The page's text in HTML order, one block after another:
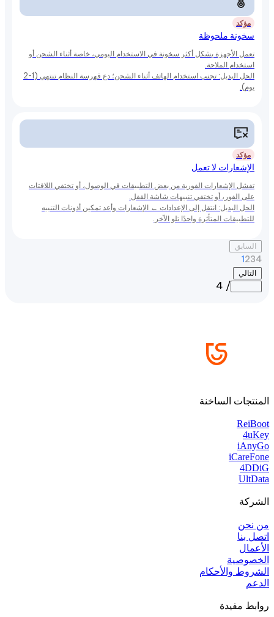
مؤكد
سخونة ملحوظة
تعمل الأجهزة بشكل أكثر سخونة في الاستخدام اليومي، خاصة أثناء الشحن أو
استخدام الملاحة.
الحل البديل: تجنب استخدام الهاتف أثناء الشحن؛ دع فهرسة النظام تنتهي (1-2
يوم).
مؤكد
الإشعارات لا تعمل
تفشل الإشعارات الفورية من بعض التطبيقات في الوصول، أو تختفي اللافتات
على الفور، أو تختفي تنبيهات شاشة القفل.
الحل البديل: انتقل إلى الإعدادات ← الإشعارات وأعد تمكين أذونات التنبيه
للتطبيقات المتأثرة واحدًا تلو الآخر.
السابق
1234
التالي
/ 4
المنتجات الساخنة
ReiBoot
4uKey
iAnyGo
iCareFone
4DDiG
UltData
الشركة
من نحن
اتصل بنا
الأعمال
الخصوصية
الشروط والأحكام
الدعم
روابط مفيدة